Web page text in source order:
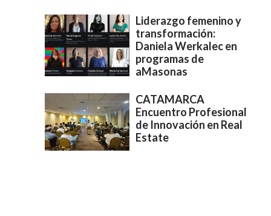
Liderazgo femenino y
transformación:
Daniela Werkalec en
programas de
aMasonas
CATAMARCA
Encuentro Profesional
de Innovación en Real
Estate